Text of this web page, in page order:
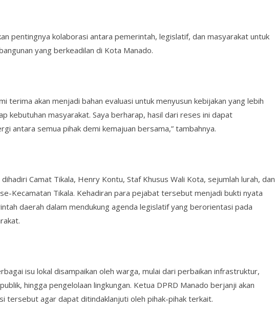
pentingnya kolaborasi antara pemerintah, legislatif, dan masyarakat untuk
yang berkeadilan di Kota Manado.
terima akan menjadi bahan evaluasi untuk menyusun kebijakan yang lebih
kebutuhan masyarakat. Saya berharap, hasil dari reses ini dapat
antara semua pihak demi kemajuan bersama,” tambahnya.
Camat Tikala, Henry Kontu, Staf Khusus Wali Kota, sejumlah lurah, dan
Kecamatan Tikala. Kehadiran para pejabat tersebut menjadi bukti nyata
daerah dalam mendukung agenda legislatif yang berorientasi pada
isu lokal disampaikan oleh warga, mulai dari perbaikan infrastruktur,
hingga pengelolaan lingkungan. Ketua DPRD Manado berjanji akan
tersebut agar dapat ditindaklanjuti oleh pihak-pihak terkait.